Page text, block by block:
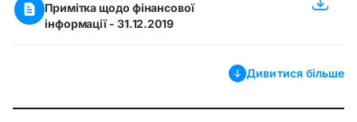
Примітка щодо фінансової
інформації - 31.12.2019
Дивитися більше